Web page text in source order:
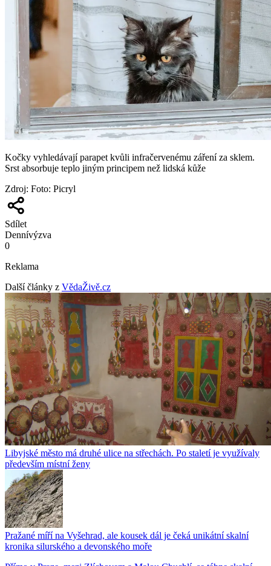
Kočky vyhledávají parapet kvůli infračervenému záření za sklem.
Srst absorbuje teplo jiným principem než lidská kůže
Zdroj: Foto: Picryl
Sdílet
Dennívýzva
0
Reklama
Další články z VědaŽivě.cz
Libyjské město má druhé ulice na střechách. Po staletí je využívaly
především místní ženy
Pražané míří na Vyšehrad, ale kousek dál je čeká unikátní skalní
kronika silurského a devonského moře